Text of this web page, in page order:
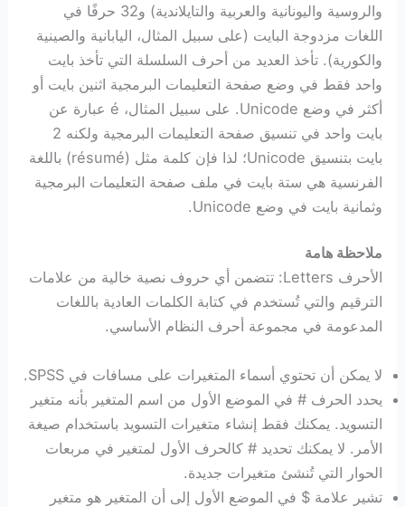
والروسية واليونانية والعربية والتايلاندية) و32 حرفًا في
اللغات مزدوجة البايت (على سبيل المثال، اليابانية والصينية
والكورية). تأخذ العديد من أحرف السلسلة التي تأخذ بايت
واحد فقط في وضع صفحة التعليمات البرمجية اثنين بايت أو
أكثر في وضع Unicode. على سبيل المثال، é عبارة عن
بايت واحد في تنسيق صفحة التعليمات البرمجية ولكنه 2
بايت بتنسيق Unicode؛ لذا فإن كلمة مثل (résumé) باللغة
الفرنسية هي ستة بايت في ملف صفحة التعليمات البرمجية
وثمانية بايت في وضع Unicode.
ملاحظة هامة
الأحرف Letters: تتضمن أي حروف نصية خالية من علامات
الترقيم والتي تُستخدم في كتابة الكلمات العادية باللغات
المدعومة في مجموعة أحرف النظام الأساسي.
لا يمكن أن تحتوي أسماء المتغيرات على مسافات في SPSS.
يحدد الحرف # في الموضع الأول من اسم المتغير بأنه متغير
التسويد. يمكنك فقط إنشاء متغيرات التسويد باستخدام صيغة
الأمر. لا يمكنك تحديد # كالحرف الأول لمتغير في مربعات
الحوار التي تُنشئ متغيرات جديدة.
تشير علامة $ في الموضع الأول إلى أن المتغير هو متغير